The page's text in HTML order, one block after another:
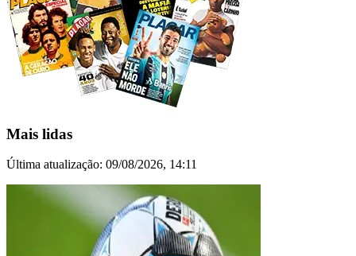
Mais lidas
Última atualização: 09/08/2026, 14:11